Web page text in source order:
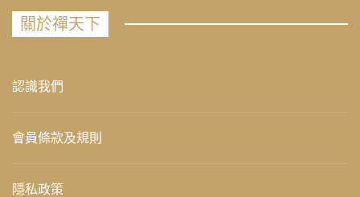
關於禪天下
認識我們
會員條款及規則
隱私政策